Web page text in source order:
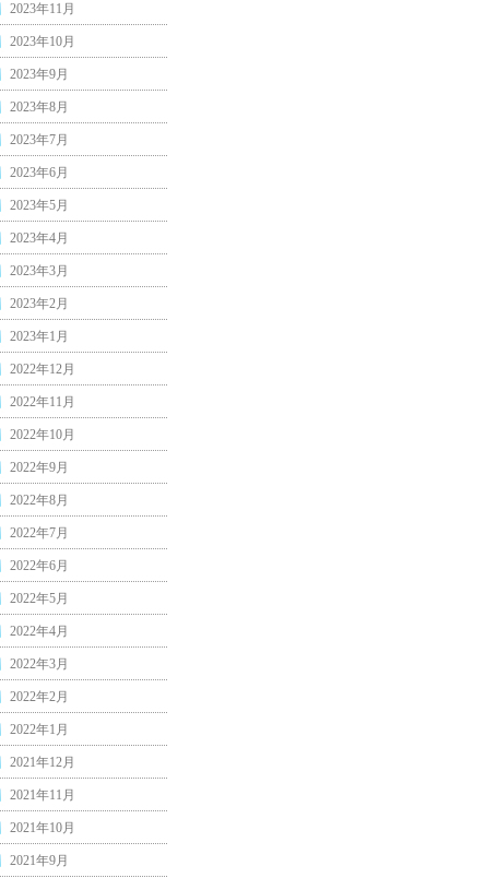
2023年11月
2023年10月
2023年9月
2023年8月
2023年7月
2023年6月
2023年5月
2023年4月
2023年3月
2023年2月
2023年1月
2022年12月
2022年11月
2022年10月
2022年9月
2022年8月
2022年7月
2022年6月
2022年5月
2022年4月
2022年3月
2022年2月
2022年1月
2021年12月
2021年11月
2021年10月
2021年9月